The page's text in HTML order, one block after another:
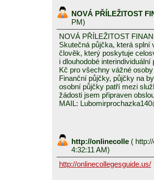
NOVÁ PŘÍLEŽITOST
PM)
NOVÁ PŘÍLEŽITOST
Skutečná půjčka, která
člověk, který poskytuje
i dlouhodobé
Kč pro všechny vážné
Finanční půjčky, půjčky na
osobní půjčky patří mezi
žádosti jsem připraven
MAIL:
http://onlinecolle (
4:32:11 AM)
http://onlinecollegesguide.us/